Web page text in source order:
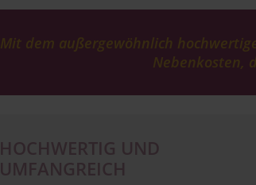
Mit dem außergewöhnlich
Nebenkosten,
HOCHWERTIG UND
UMFANGREICH